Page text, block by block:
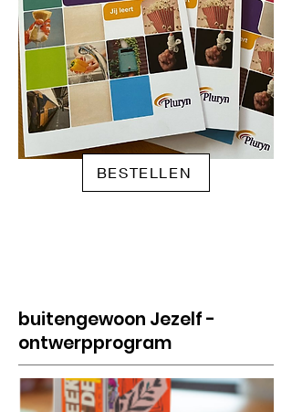
BESTELLEN
buitengewoon Jezelf -
ontwerpprogram